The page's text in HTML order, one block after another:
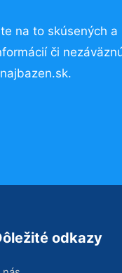
na to skúsených a
či
odkazy